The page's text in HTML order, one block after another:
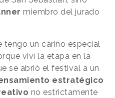
miembro del jurado
tengo un cariño especial
viví la etapa en la
se abrió el festival a un
estratégico
no estrictamente